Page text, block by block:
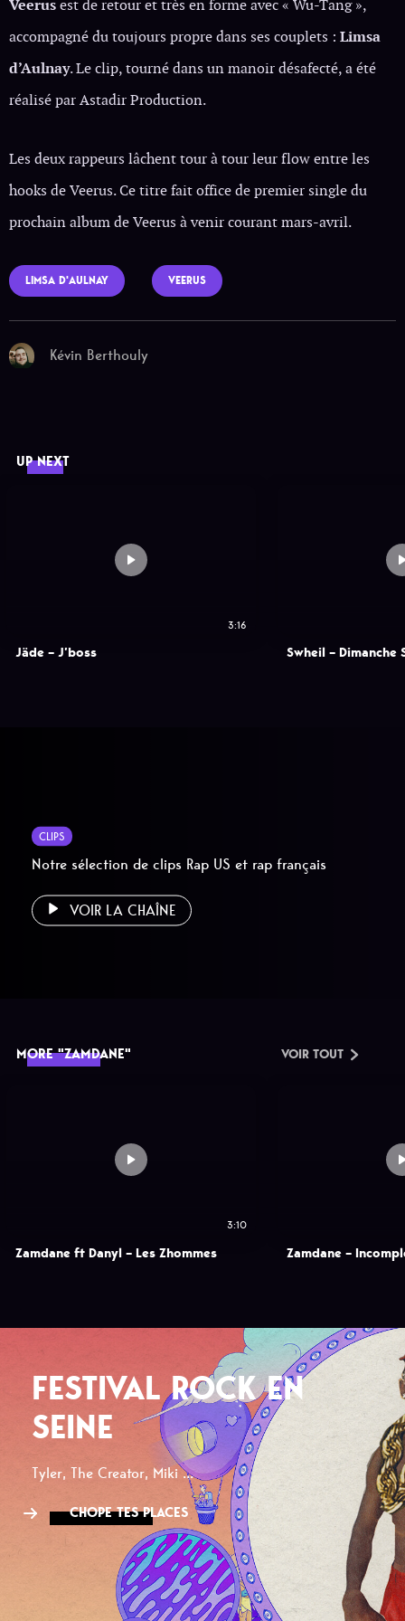
Veerusest de retour et très en forme avec « Wu-Tang »,
accompagné du toujours propre dans ses couplets : Limsa
d’Aulnay. Le clip, tourné dans un manoir désafecté, a été
réalisé par Astadir Production.
Les deux rappeurs lâchent tour à tour leur flow entre les
hooks de Veerus. Ce titre fait office de premier single du
prochain album de Veerus à venir courant mars-avril.
LIMSA D'AULNAY VEERUS
Kévin Berthouly
UP NEXT
3:16
Jäde – J’boss Swheil – Dimanche
CLIPS
Notre sélection de clips Rap US et rap français
VOIR LA CHAÎNE
MORE "ZAMDANE" VOIR TOUT
3:10
Zamdane ft Danyl – Les Zhommes Zamdane –
FESTIVAL ROCK EN
SEINE
Tyler, The Creator, Miki ...
CHOPE TES PLACES